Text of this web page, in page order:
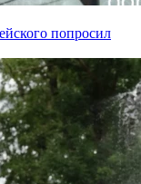
попросил